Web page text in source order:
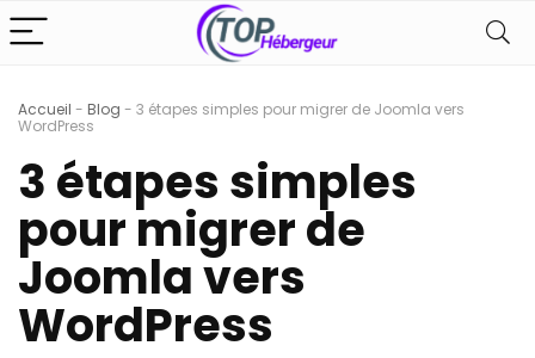
Accueil - Blog - 3 étapes simples pour migrer de Joomla vers
WordPress
3 étapes simples
pour migrer de
Joomla vers
WordPress